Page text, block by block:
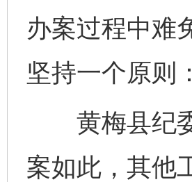
办案过程中难
坚持一个原则
黄梅县纪委
案如此，其他